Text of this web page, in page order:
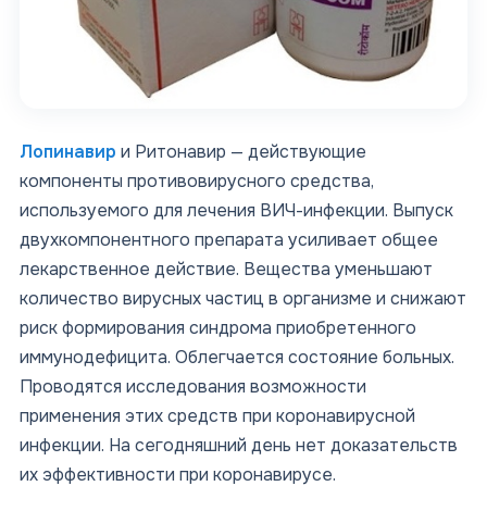
Лопинавир и Ритонавир — действующие
компоненты противовирусного средства,
используемого для лечения ВИЧ-инфекции. Выпуск
двухкомпонентного препарата усиливает общее
лекарственное действие. Вещества уменьшают
количество вирусных частиц в организме и снижают
риск формирования синдрома приобретенного
иммунодефицита. Облегчается состояние больных.
Проводятся исследования возможности
применения этих средств при коронавирусной
инфекции. На сегодняшний день нет доказательств
их эффективности при коронавирусе.